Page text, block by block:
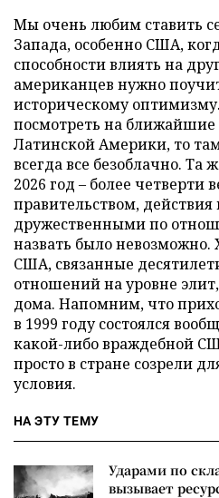
Мы очень любим ставить
Запада, особенно США,
способности влиять на
американцев нужно
историческому
посмотреть на
Латинской Америки, то
всегда все безоблачно. Та
2026 год – более четверти
правительством, действия
дружественными по
назвать было невозможно.
США, связанные
отношений на уровне
дома. Напомним, что
в 1999 году состоялся
какой-либо враждебной
просто в стране созрели
условия.
НА ЭТУ ТЕМУ
Ударами по
вызывает